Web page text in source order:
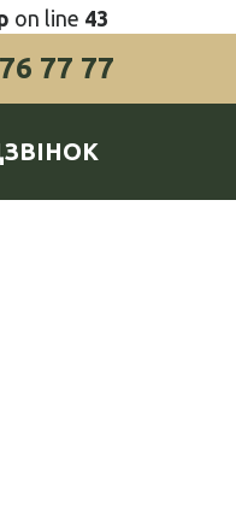
on line 43
77 77